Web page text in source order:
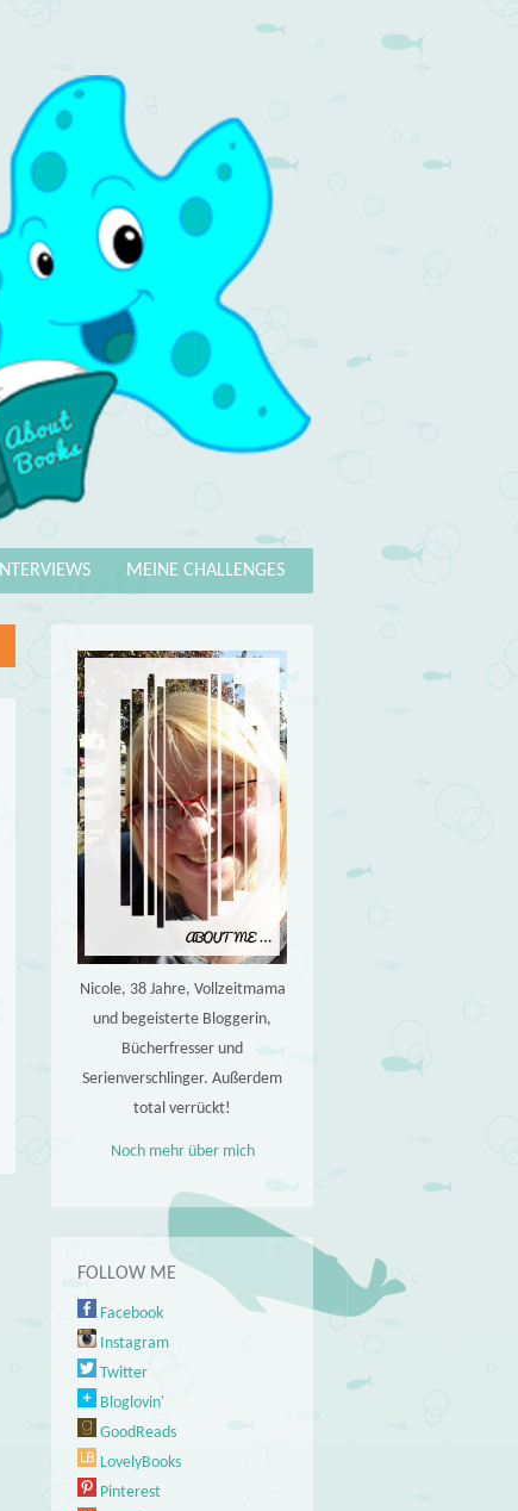
MEINE CHALLENGES
INTERVIEWS
Nicole, 38 Jahre, Vollzeitmama
und begeisterte Bloggerin,
Bücherfresser und
Serienverschlinger. Außerdem
total verrückt!
Noch mehr über mich
FOLLOW ME
Facebook
Instagram
Twitter
Bloglovin'
GoodReads
LovelyBooks
Pinterest